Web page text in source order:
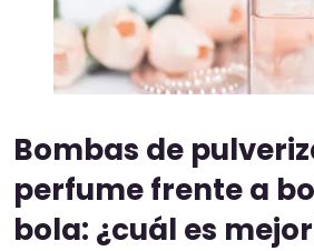
Bombas de
perfume frente a
bola: ¿cuál es